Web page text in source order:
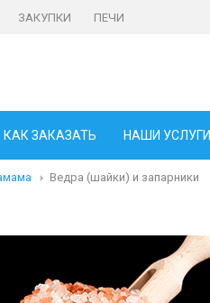
ЗАКУПКИ ПЕЧИ
КАК ЗАКАЗАТЬ НАШИ УСЛУГИ
Ведра (шайки) и запарники